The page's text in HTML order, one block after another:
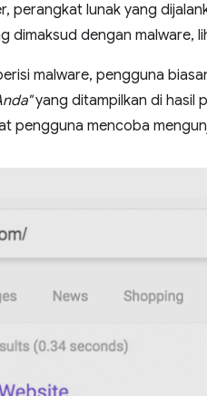
perangkat lunak yang
dimaksud dengan malware,
malware, pengguna
yang ditampilkan di hasil
pengguna mencoba